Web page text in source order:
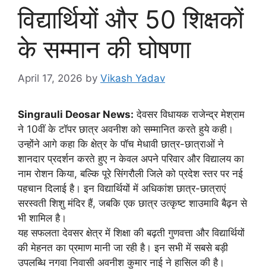
विद्यार्थियों और 50 शिक्षकों
के सम्मान की घोषणा
April 17, 2026 by Vikash Yadav
Singrauli Deosar News: देवसर विधायक राजेन्द्र मेश्राम
ने 10वीं के टॉपर छात्र अवनीश को सम्मानित करते हुये कही।
उन्होंने आगे कहा कि क्षेत्र के पॉच मेधावी छात्र-छात्राओं ने
शानदार प्रदर्शन करते हुए न केवल अपने परिवार और विद्यालय का
नाम रोशन किया, बल्कि पूरे सिंगरौली जिले को प्रदेश स्तर पर नई
पहचान दिलाई है। इन विद्यार्थियों में अधिकांश छात्र-छात्राएं
सरस्वती शिशु मंदिर हैं, जबकि एक छात्र उत्कृष्ट शाउमावि बैढ़न से
भी शामिल है।
यह सफलता देवसर क्षेत्र में शिक्षा की बढ़ती गुणवत्ता और विद्यार्थियों
की मेहनत का प्रमाण मानी जा रही है। इन सभी में सबसे बड़ी
उपलब्धि नगवा निवासी अवनीश कुमार नाई ने हासिल की है।